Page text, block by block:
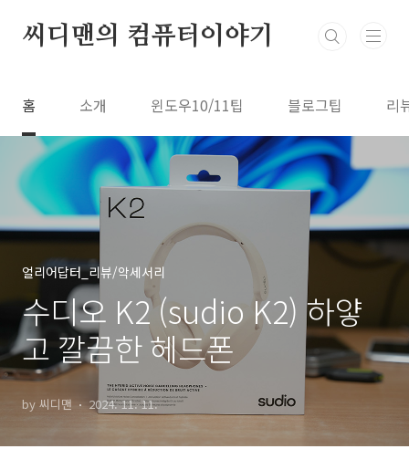
씨디맨의 컴퓨터이야기
홈 소개 윈도우10/11팁 블로그팁 리
얼리어답터_리뷰/악세서리
수디오 K2 (sudio K2) 하얗
고 깔끔한 헤드폰
by 씨디맨 2024. 11. 11.